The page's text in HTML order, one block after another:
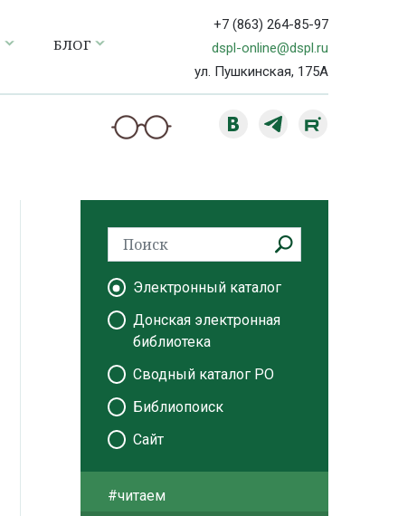
БЛОГ
+7 (863) 264-85-97
dspl-online@dspl.ru
ул. Пушкинская, 175А
Электронный каталог
Донская электронная
библиотека
Сводный каталог РО
Библиопоиск
Сайт
#читаем